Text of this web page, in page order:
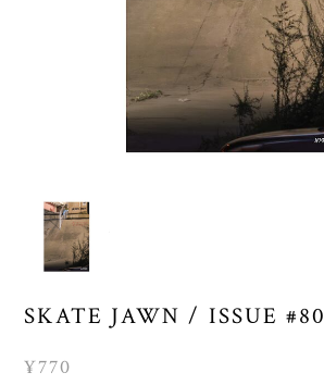
SKATE JAWN / ISSUE #80
¥770